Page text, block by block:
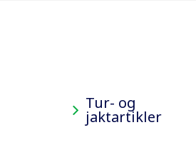
Tur- og
jaktartikler